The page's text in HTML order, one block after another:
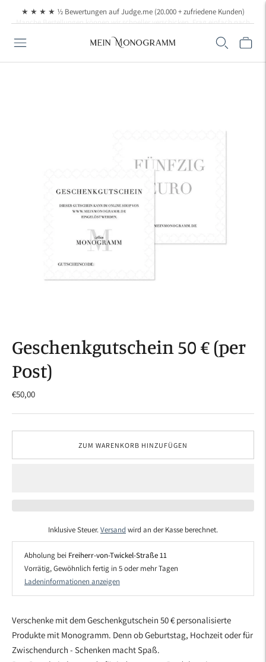
★ ★ ★ ★ ½ Bewertungen auf Judge.me (20.000 + zufriedene Kunden)
Manche Bestellungen können wir schneller verschicken. Frag einfach nach,
Geschenkgutschein 50 € (per
Post)
€50,00
ZUM WARENKORB HINZUFÜGEN
Inklusive Steuer.Versand wird an der Kasse berechnet.
Abholung bei Freiherr-von-Twickel-Straße 11
Vorrätig, Gewöhnlich fertig in 5 oder mehr Tagen
Ladeninformationen anzeigen
Verschenke mit dem Geschenkgutschein 50 € personalisierte
Produkte mit Monogramm. Denn ob Geburtstag, Hochzeit oder für
Zwischendurch - Schenken macht Spaß.